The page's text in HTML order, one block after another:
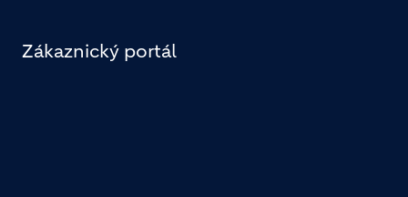
Zákaznický portál